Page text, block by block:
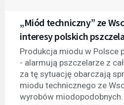
„Miód techniczny” ze
interesy polskich
Produkcja miodu w Polsce
- alarmują pszczelarze z
za tę sytuację obarczają
miodu technicznego ze
wyrobów